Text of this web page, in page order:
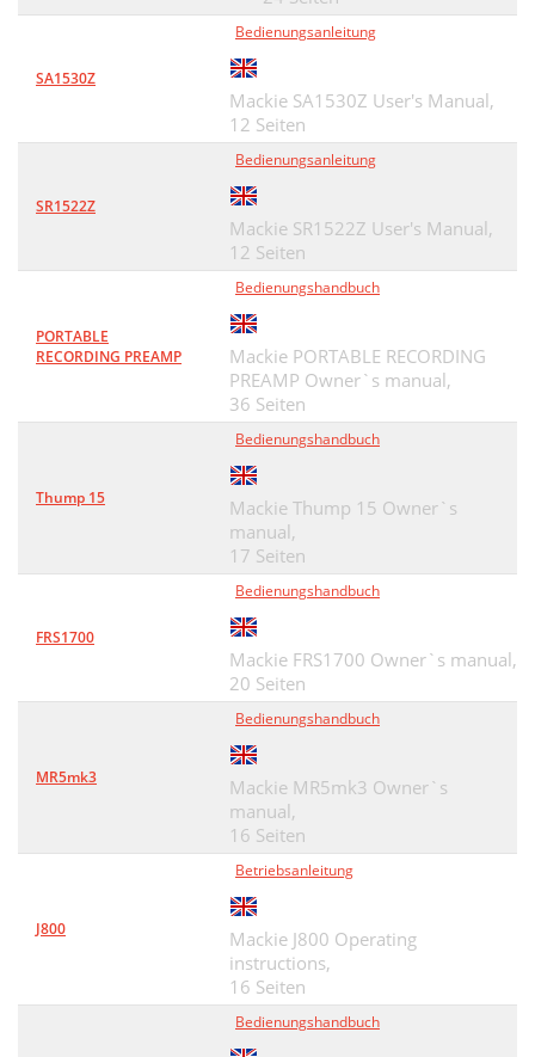
SA1530Z
Bedienungsanleitung
Mackie SA1530Z User's Manual,
12 Seiten
SR1522Z
Bedienungsanleitung
Mackie SR1522Z User's Manual,
12 Seiten
PORTABLE
RECORDING PREAMP
Bedienungshandbuch
Mackie PORTABLE RECORDING
PREAMP Owner`s manual,
36 Seiten
Thump 15
Bedienungshandbuch
Mackie Thump 15 Owner`s
manual,
17 Seiten
FRS1700
Bedienungshandbuch
Mackie FRS1700 Owner`s manual,
20 Seiten
MR5mk3
Bedienungshandbuch
Mackie MR5mk3 Owner`s
manual,
16 Seiten
J800
Betriebsanleitung
Mackie J800 Operating
instructions,
16 Seiten
Bedienungshandbuch